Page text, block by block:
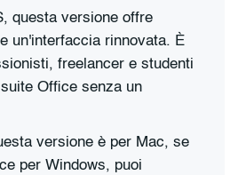
questa versione offre
un'interfaccia rinnovata. È
freelancer e studenti
Office senza un
versione è per Mac, se
per Windows, puoi